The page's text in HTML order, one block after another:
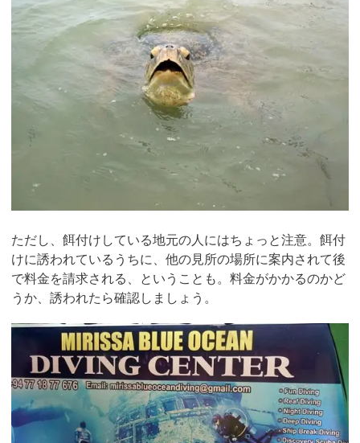
ただし、餌付けしている地元の人にはちょっと注意。餌付
けに誘われているうちに、他の見所の場所に案内されて後
で料金を請求される、ということも。料金がかかるのかど
うか、誘われたら確認しましょう。